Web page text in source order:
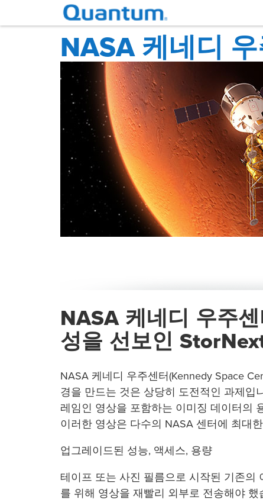
NASA 케네디
NASA 케네디 우주
성을 선보인
NASA 케네디 우주센터(Kennedy Space
경을 만드는 것은 상당히 도전적인 과제입
레임인 영상을 포함하는 이미징 데이터의
이러한 영상은 다수의 NASA 센터에 최대
업그레이드된 성능, 액세스, 용량
테이프 또는 사진 필름으로 시작된 기존
를 위해 영상을 재빨리 외부로 전송해야 했